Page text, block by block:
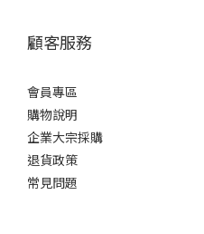
顧客服務
會員專區
購物說明
企業大宗採購
退貨政策
常見問題